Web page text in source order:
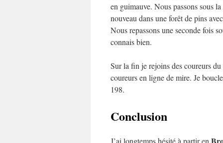
en guimauve. Nous passons sous
nouveau dans une forêt de pins
Nous repassons une seconde fois
connais bien.
Sur la fin je rejoins des coureurs
coureurs en ligne de mire. Je
198.
Conclusion
J’ai longtemps hésité à partir en